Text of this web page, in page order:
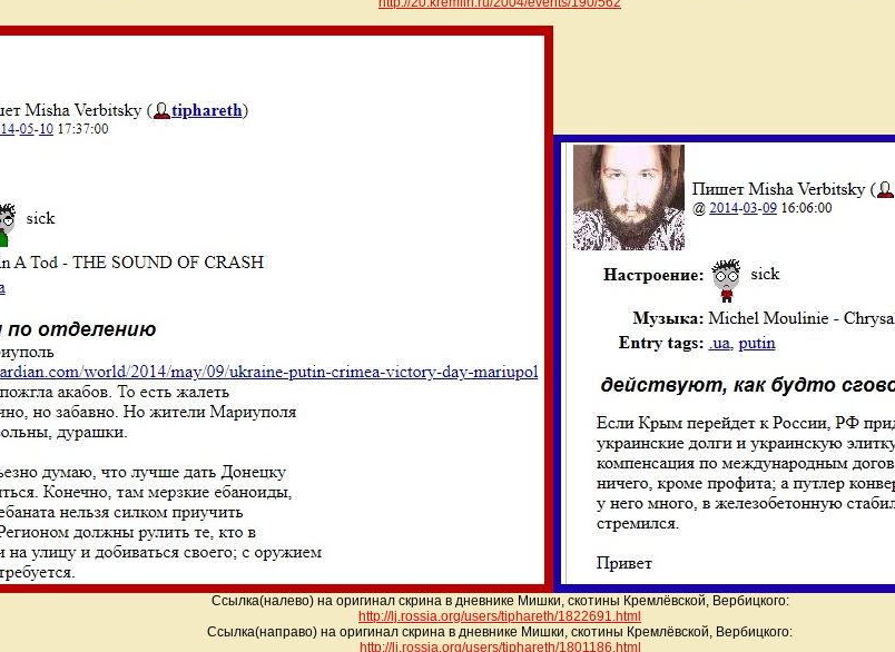
Ссылка(налево) на оригинал скрина в дневнике Мишки, скотины Кремлёвской, Вербицкого:
http://lj.rossia.org/users/tiphareth/1822691.html
Ссылка(направо) на оригинал скрина в дневнике Мишки, скотины Кремлёвской, Вербицкого:
http://lj.rossia.org/users/tiphareth/1801186.html